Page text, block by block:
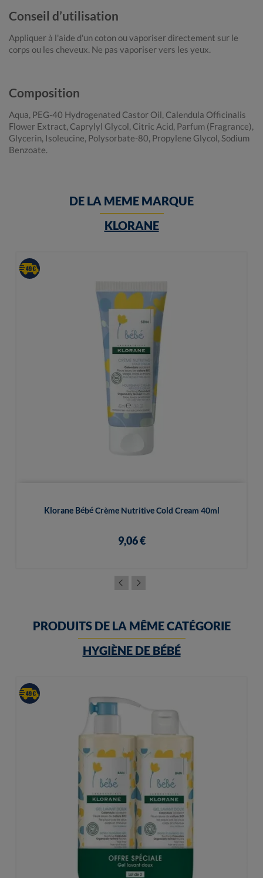
Conseil d’utilisation
Appliquer à l'aide d'un coton ou vaporiser directement sur le
corps ou les cheveux. Ne pas vaporiser vers les yeux.
Composition
Aqua, PEG-40 Hydrogenated Castor Oil, Calendula Officinalis
Flower Extract, Caprylyl Glycol, Citric Acid, Parfum (Fragrance),
Glycerin, Isoleucine, Polysorbate-80, Propylene Glycol, Sodium
Benzoate.
DE LA MEME MARQUE
KLORANE
Klorane Bébé Crème Nutritive Cold Cream 40ml
9,06 €
PRODUITS DE LA MÊME CATÉGORIE
HYGIÈNE DE BÉBÉ